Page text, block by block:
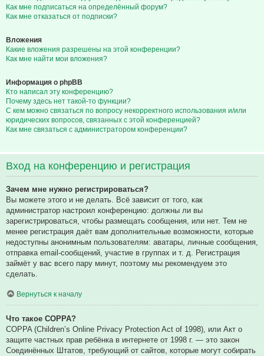
Как мне подписаться на определённый форум?
Как мне отказаться от подписки?
Вложения
Какие вложения разрешены на этой конференции?
Как мне найти мои вложения?
Информация о phpBB
Кто написал эту конференцию?
Почему здесь нет такой-то функции?
С кем можно связаться по вопросу некорректного использования и/или
юридических вопросов, связанных с этой конференцией?
Как мне связаться с администратором конференции?
Вход на конференцию и регистрация
Зачем мне нужно регистрироваться?
Вы можете этого и не делать. Всё зависит от того, как
администратор настроил конференцию: должны ли вы
зарегистрироваться, чтобы размещать сообщения, или нет. Тем не
менее регистрация даёт вам дополнительные возможности, которые
недоступны анонимным пользователям: аватары, личные сообщения,
отправка email-сообщений, участие в группах и т. д. Регистрация
займёт у вас всего пару минут, поэтому мы рекомендуем это
сделать.
Вернуться к началу
Что такое COPPA?
COPPA (Children’s Online Privacy Protection Act of 1998), или Акт о
защите частных прав ребёнка в интернете от 1998 г. — это закон
Соединённых Штатов, требующий от сайтов, которые могут собирать